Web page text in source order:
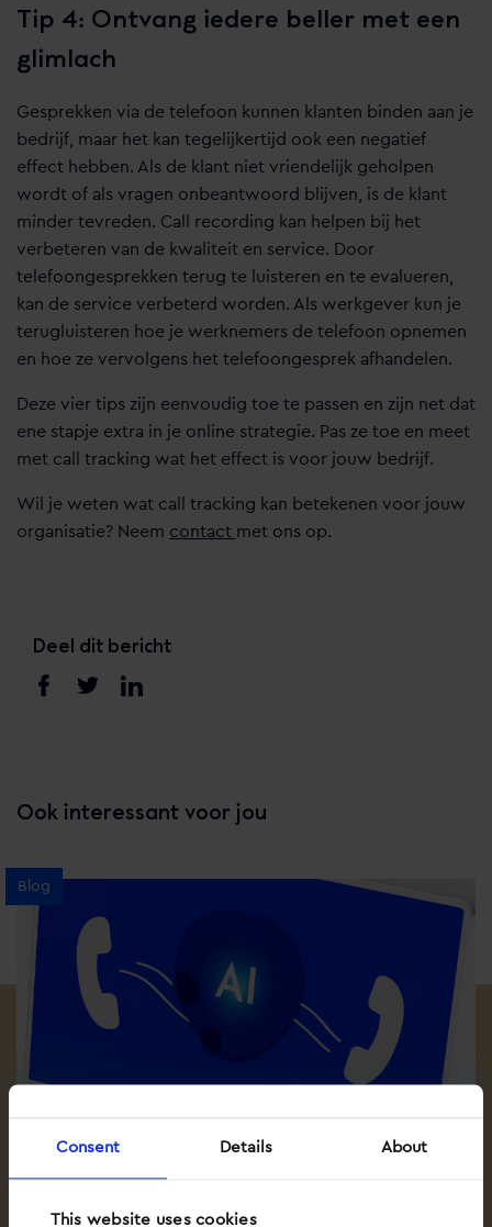
Consent Details About
This website uses cookies
Tip 4: Ontvang iedere beller met een
glimlach
Gesprekken via de telefoon kunnen klanten binden aan je
bedrijf, maar het kan tegelijkertijd ook een negatief
effect hebben. Als de klant niet vriendelijk geholpen
wordt of als vragen onbeantwoord blijven, is de klant
minder tevreden. Call recording kan helpen bij het
verbeteren van de kwaliteit en service. Door
telefoongesprekken terug te luisteren en te evalueren,
kan de service verbeterd worden. Als werkgever kun je
terugluisteren hoe je werknemers de telefoon opnemen
en hoe ze vervolgens het telefoongesprek afhandelen.
Deze vier tips zijn eenvoudig toe te passen en zijn net dat
ene stapje extra in je online strategie. Pas ze toe en meet
met call tracking wat het effect is voor jouw bedrijf.
Wil je weten wat call tracking kan betekenen voor jouw
organisatie? Neem contact met ons op.
Deel dit bericht
Ook interessant voor jou
Blog